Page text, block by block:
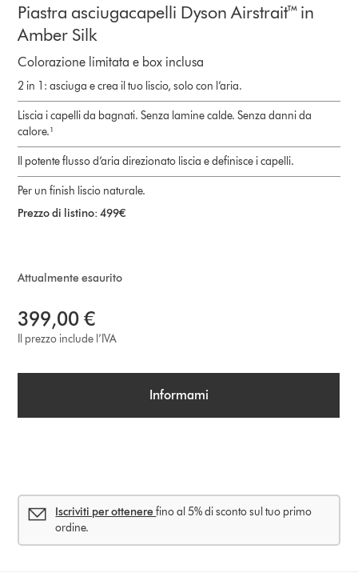
Piastra asciugacapelli Dyson Airstrait™ in
Amber Silk
Colorazione limitata e box inclusa
2 in 1: asciuga e crea il tuo liscio, solo con l’aria.
Liscia i capelli da bagnati. ​Senza lamine calde. Senza danni da
calore.¹
Il potente flusso d’aria direzionato liscia e definisce i capelli.
Per un finish liscio naturale.
Prezzo di listino: 499€
Attualmente esaurito
399,00 €
Il prezzo include l’IVA
Informami
Iscriviti per ottenerefino al 5% di sconto sul tuo primo
ordine.